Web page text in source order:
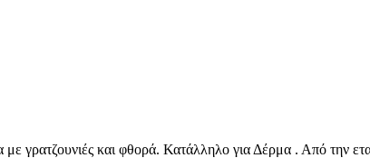
και φθορά. Κατάλληλο για Δέρμα . Από την